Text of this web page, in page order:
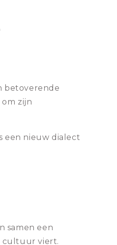
betoverende
zijn
een nieuw dialect
samen een
cultuur viert.